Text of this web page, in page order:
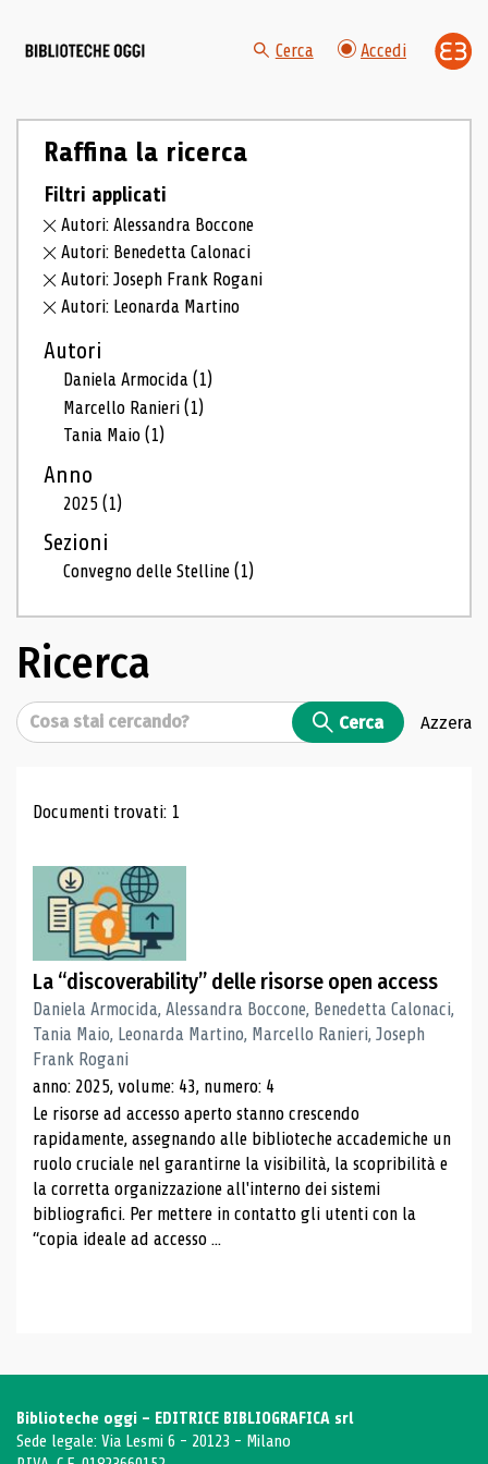
Cerca Accedi
Raffina la ricerca
Filtri applicati
Autori: Alessandra Boccone
Autori: Benedetta Calonaci
Autori: Joseph Frank Rogani
Autori: Leonarda Martino
Autori
Daniela Armocida(1)
Marcello Ranieri(1)
Tania Maio(1)
Anno
2025(1)
Sezioni
Convegno delle Stelline(1)
Ricerca
Cerca Cerca Azzera
Risultati di ricerca
Documenti trovati: 1
La “discoverability” delle risorse open access
Daniela Armocida, Alessandra Boccone, Benedetta Calonaci,
Tania Maio, Leonarda Martino, Marcello Ranieri, Joseph
Frank Rogani
anno: 2025, volume: 43, numero: 4
Le risorse ad accesso aperto stanno crescendo
rapidamente, assegnando alle biblioteche accademiche un
ruolo cruciale nel garantirne la visibilità, la scopribilità e
la corretta organizzazione all'interno dei sistemi
bibliografici. Per mettere in contatto gli utenti con la
“copia ideale ad accesso ...
Biblioteche oggi - EDITRICE BIBLIOGRAFICA srl
Sede legale: Via Lesmi 6 - 20123 - Milano